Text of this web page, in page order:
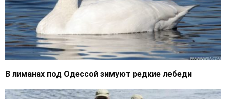
В лиманах под Одессой зимуют редкие лебеди